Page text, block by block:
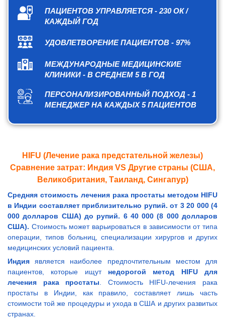
ПАЦИЕНТОВ УПРАВЛЯЕТСЯ - 230 ОК /
КАЖДЫЙ ГОД
УДОВЛЕТВОРЕНИЕ ПАЦИЕНТОВ - 97%
МЕЖДУНАРОДНЫЕ МЕДИЦИНСКИЕ
КЛИНИКИ - В СРЕДНЕМ 5 В ГОД
ПЕРСОНАЛИЗИРОВАННЫЙ ПОДХОД - 1
МЕНЕДЖЕР НА КАЖДЫХ 5 ПАЦИЕНТОВ
HIFU (Лечение рака предстательной железы)
Сравнение затрат: Индия VS Другие страны (США,
Великобритания, Таиланд, Сингапур)
Средняя стоимость лечения рака простаты методом HIFU
в Индии составляет приблизительно рупий. от 3 20 000 (4
000 долларов США) до рупий. 6 40 000 (8 000 долларов
США). Стоимость может варьироваться в зависимости от типа
операции, типов больниц, специализации хирургов и других
медицинских условий пациента.
Индия является наиболее предпочтительным местом для
пациентов, которые ищут недорогой метод HIFU для
лечения рака простаты . Стоимость HIFU-лечения рака
простаты в Индии, как правило, составляет лишь часть
стоимости той же процедуры и ухода в США и других развитых
странах.